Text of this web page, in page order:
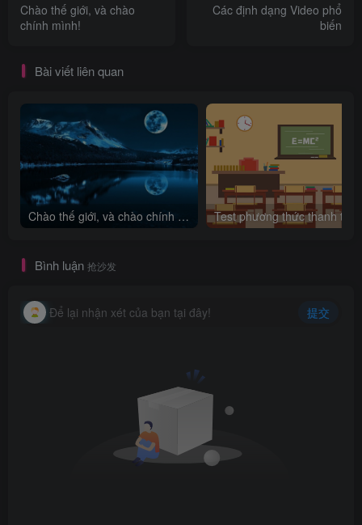
Chào thế giới, và chào
chính mình!
Các định dạng Video phổ
biến
Bài viết liên quan
Chào thế giới, và chào chính mình!
Bình luận 抢沙发
Để lại nhận xét của bạn tại đây! 提交